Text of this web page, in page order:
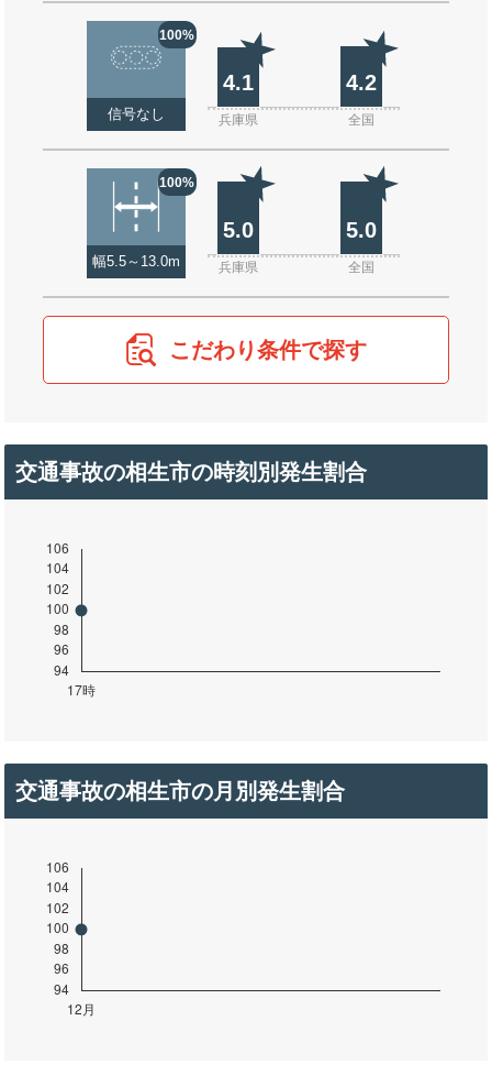
100%
信号なし
4.1 4.2
兵庫県 全国
100%
幅5.5～13.0m
5.0 5.0
兵庫県 全国
こだわり条件で探す
交通事故の相生市の時刻別発生割合
交通事故の相生市の月別発生割合